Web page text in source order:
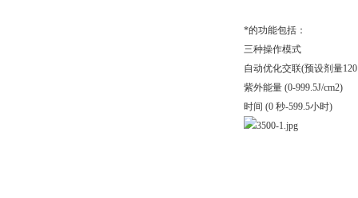
*的功能包括：
三种操作模式
自动优化交联(预设剂量120
紫外能量 (0-999.5J/cm2)
时间 (0 秒-599.5小时)